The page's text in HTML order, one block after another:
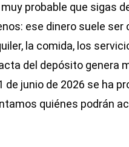
probable que sigas
ese dinero suele ser
la comida, los
del depósito genera
de junio de 2026 se ha
quiénes podrán